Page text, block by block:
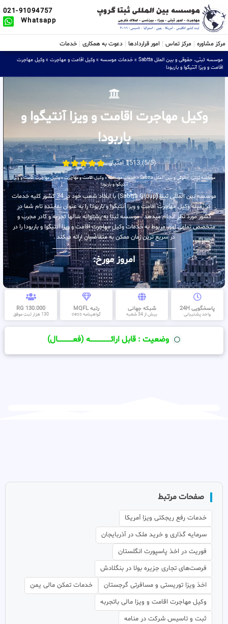
021-91094757
Whatsapp
مرکز مشاوره مرکز تماس امور قراردادها دعوت به همکاری خدمات
موسسه ثبتی، حقوقی و بین الملل Sabtta » خدمات موسسه » وکیل اقامت و مهاجرت » وکیل مهاجرت
اقامت و ویزا آنتیگوا و باربودا
وکیل مهاجرت اقامت و ویزا آنتیگوا و
باربودا
(5/5) 1513 امتیاز
موسسه ثبتی، حقوقی و بین الملل Sabtta »خدمات موسسه»وکیل اقامت و مهاجرت»وکیل مهاجرت اقامت و ویزا
آنتیگوا و باربودا
موسسه بین المللی ثبتا (Sabtta Group) با ایجاد شعب خود در 34 کشور کلیه خدمات
در زمینه وکیل مهاجرت اقامت و ویزا آنتیگوا و باربودا را به عنوان نماینده تام شما در
کشور مورد نظر انجام میدهد . موسسه ثبتا به پشتوانه سالها تجربه و کادر مجرب و
متخصص تمامی امور مربوط به خدمات وکیل مهاجرت اقامت و ویزا آنتیگوا و باربودا را در
در سریع ترین زمان ممکن به متقاضیان ارائه میکند .
امروز مورخ:
پاسخگویی 24H
واحد پشتیبانی
شبکه جهانی
بیش از 34 شعبه
رتبه MQFL
گواهینامه cess
130.000 RG
130 هزار ثبت موفق
وضعیت : قابل ارائــــــــــــــــــــه (فعـــــــــــــــال)
صفحات مرتبط
خدمات رفع ریجکتی ویزا آمریکا
سرمایه گذاری و خرید ملک در آذربایجان
فوریت در اخذ پاسپورت انگلستان
فرصت‌های تجاری جزیره بولا در بنگلادش
اخذ ویزا توریستی و مسافرتی گرجستان
خدمات تمکن مالی یمن
وکیل مهاجرت اقامت و ویزا مالی باتجربه
ثبت و تاسیس شرکت در منامه